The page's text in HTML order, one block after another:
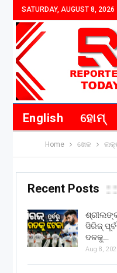
SATURDAY, AUGUST 8, 2026
English ହୋମ୍
Home ଖେଳ
Recent Posts
ସିରିଜ୍
ଦଳକୁ…
Aug 8,